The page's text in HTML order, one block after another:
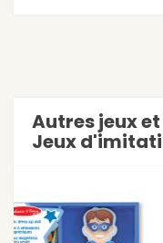
Autres jeux
Jeux